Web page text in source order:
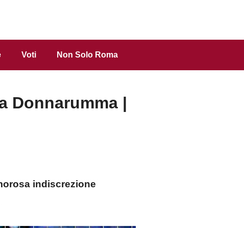
Voti Non Solo Roma
Donnarumma |
indiscrezione